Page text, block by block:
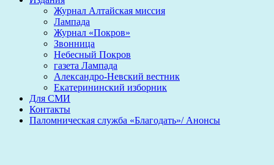
Журнал Алтайская миссия
Лампада
Журнал «Покров»
Звонница
Небесный Покров
газета Лампада
Александро-Невский вестник
Екатерининский изборник
Для СМИ
Контакты
Паломническая служба «Благодать»/ Анонсы